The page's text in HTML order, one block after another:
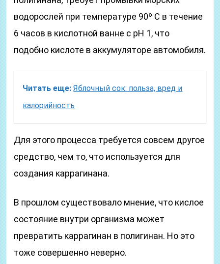
водорослей при температуре 90º С в течение
6 часов в кислотной ванне с рН 1, что
подобно кислоте в аккумуляторе автомобиля.
Читать еще: Яблочный сок: польза, вред и
калорийность
Для этого процесса требуется совсем другое
средство, чем то, что используется для
создания каррагинана.
В прошлом существовало мнение, что кислое
состояние внутри организма может
превратить каррагинан в полигинан. Но это
тоже совершенно неверно.